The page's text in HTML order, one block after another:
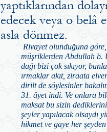
yaptıklarından
edecek veya o belâ
asla dönmez.
Rivayet olunduğuna
müşriklerden Abdullah b.
dağı bizi çok sıkıyor,
ırmaklar akıt, ziraata
dirilt de söylesinler
31. âyet indi. Ve onlara
maksat bu sizin
şeyler yapılacak olsaydı
hikmet ve gaye her